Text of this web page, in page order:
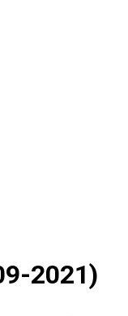
2021)